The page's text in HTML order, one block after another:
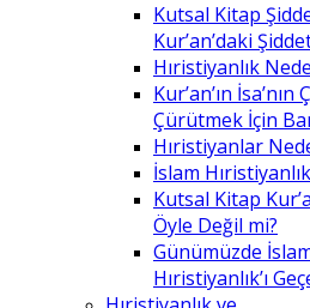
Kutsal Kitap
Kur’an’daki
Hıristiyanlık
Kur’an’ın
Çürütmek İçin
Hıristiyanlar
İslam
Kutsal Kitap
Öyle Değil mi?
Günümüzde
Hıristiyanlık’ı